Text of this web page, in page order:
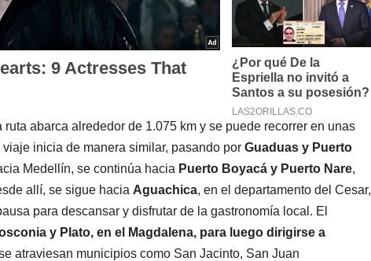
abarca alrededor de 1.075 km y se puede recorrer en unas
viaje inicia de manera similar, pasando por Guaduas y Puerto
Medellín, se continúa hacia Puerto Boyacá y Puerto Nare,
allí, se sigue hacia Aguachica, en el departamento del Cesar,
para descansar y disfrutar de la gastronomía local. El
y Plato, en el Magdalena, para luego dirigirse a
atraviesan municipios como San Jacinto, San Juan